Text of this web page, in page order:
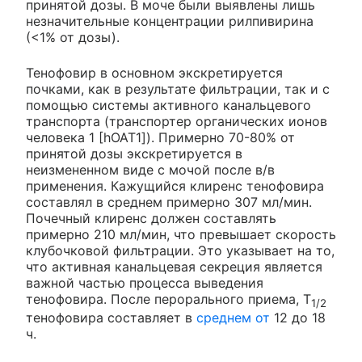
принятой дозы. В моче были выявлены лишь
незначительные концентрации рилпивирина
(<1% от дозы).
Тенофовир в основном экскретируется
почками, как в результате фильтрации, так и с
помощью системы активного канальцевого
транспорта (транспортер органических ионов
человека 1 [hOAT1]). Примерно 70-80% от
принятой дозы экскретируется в
неизмененном виде с мочой после в/в
применения. Кажущийся клиренс тенофовира
составлял в среднем примерно 307 мл/мин.
Почечный клиренс должен составлять
примерно 210 мл/мин, что превышает скорость
клубочковой фильтрации. Это указывает на то,
что активная канальцевая секреция является
важной частью процесса выведения
тенофовира. После перорального приема, T1/2
тенофовира составляет в среднем от 12 до 18
ч.